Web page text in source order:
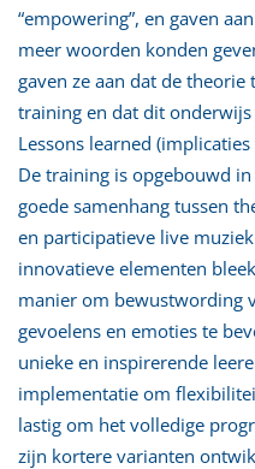
“empowering”, en gaven
meer woorden konden
gaven ze aan dat de
training en dat dit
Lessons learned
De training is opgebouwd
goede samenhang tussen
en participatieve live
innovatieve elementen
manier om bewustwording
gevoelens en emoties te
unieke en inspirerende
implementatie om
lastig om het volledige
zijn kortere varianten